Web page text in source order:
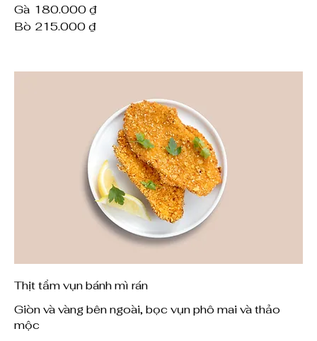
Gà 180.000 ₫
Bò 215.000 ₫
Thịt tẩm vụn bánh mì rán
Giòn và vàng bên ngoài, bọc vụn phô mai và thảo
mộc